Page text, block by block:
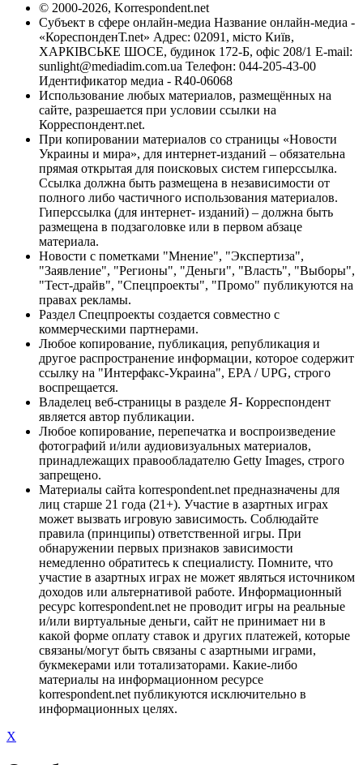
© 2000-2026, Korrespondent.net
Субъект в сфере онлайн-медиа Название онлайн-медиа -
«КореспонденТ.net» Адрес: 02091, місто Київ,
ХАРКІВСЬКЕ ШОСЕ, будинок 172-Б, офіс 208/1 E-mail:
sunlight@mediadim.com.ua Телефон: 044-205-43-00
Идентификатор медиа - R40-06068
Использование любых материалов, размещённых на
сайте, разрешается при условии ссылки на
Корреспондент.net.
При копировании материалов со страницы «Новости
Украины и мира», для интернет-изданий – обязательна
прямая открытая для поисковых систем гиперссылка.
Ссылка должна быть размещена в независимости от
полного либо частичного использования материалов.
Гиперссылка (для интернет- изданий) – должна быть
размещена в подзаголовке или в первом абзаце
материала.
Новости с пометками "Мнение", "Экспертиза",
"Заявление", "Регионы", "Деньги", "Власть", "Выборы",
"Тест-драйв", "Спецпроекты", "Промо" публикуются на
правах рекламы.
Раздел Спецпроекты создается совместно с
коммерческими партнерами.
Любое копирование, публикация, републикация и
другое распространение информации, которое содержит
ссылку на "Интерфакс-Украина", EPA / UPG, строго
воспрещается.
Владелец веб-страницы в разделе Я- Корреспондент
является автор публикации.
Любое копирование, перепечатка и воспроизведение
фотографий и/или аудиовизуальных материалов,
принадлежащих правообладателю Getty Images, строго
запрещено.
Материалы сайта korrespondent.net предназначены для
лиц старше 21 года (21+). Участие в азартных играх
может вызвать игровую зависимость. Соблюдайте
правила (принципы) ответственной игры. При
обнаружении первых признаков зависимости
немедленно обратитесь к специалисту. Помните, что
участие в азартных играх не может являться источником
доходов или альтернативой работе. Информационный
ресурс korrespondent.net не проводит игры на реальные
и/или виртуальные деньги, сайт не принимает ни в
какой форме оплату ставок и других платежей, которые
связаны/могут быть связаны с азартными играми,
букмекерами или тотализаторами. Какие-либо
материалы на информационном ресурсе
korrespondent.net публикуются исключительно в
информационных целях.
X